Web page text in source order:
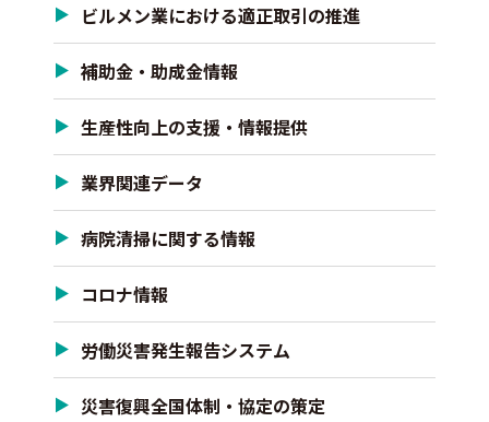
ビルメン業における適正取引の推進
補助金・助成金情報
生産性向上の支援・情報提供
業界関連データ
病院清掃に関する情報
コロナ情報
労働災害発生報告システム
災害復興全国体制・協定の策定